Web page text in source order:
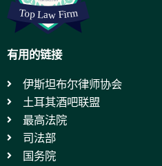
有用的链接
伊斯坦布尔律师协会
土耳其酒吧联盟
最高法院
司法部
国务院